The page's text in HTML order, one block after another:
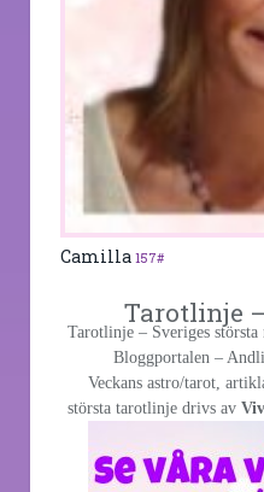
Camilla 157#
Tarotlinje
Tarotlinje – Sveriges
Bloggportalen –
Veckans astro/tarot,
största tarotlinje drivs av